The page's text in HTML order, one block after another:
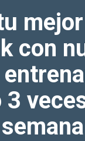
con
3
semana